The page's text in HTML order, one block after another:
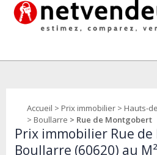
Accueil > Prix immobilier > Hauts-
> Boullarre > Rue de Montgobert
Prix immobilier Rue
Boullarre (60620) au M²